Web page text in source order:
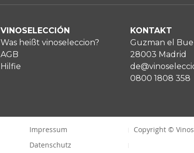
VINOSELECCIÓN
Was heißt vinoseleccion?
AGB
Hilfie
KONTAKT
Guzman el
28003 Madrid
0800 1808 358
Impressum
Datenschutz
Copyright ©